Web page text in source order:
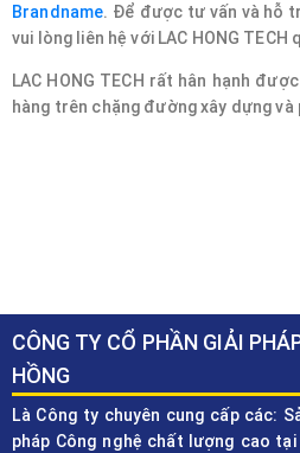
Brandname. Để được tư vấn và hỗ
vui lòng liên hệ với LAC HONG TECH
LAC HONG TECH rất hân hạnh
hàng trên chặng đường xây dựng
CÔNG TY CỔ PHẦN GIẢI
HỒNG
Là Công ty chuyên cung cấp các:
pháp Công nghệ chất lượng cao tại